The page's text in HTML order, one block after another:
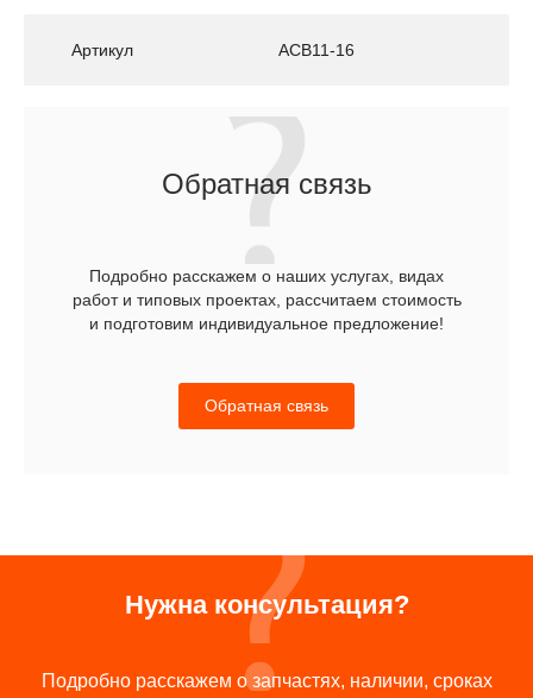
Артикул ACB11-16
Обратная связь
Подробно расскажем о наших услугах, видах
работ и типовых проектах, рассчитаем стоимость
и подготовим индивидуальное предложение!
Обратная связь
Нужна консультация?
Подробно расскажем о запчастях, наличии, сроках